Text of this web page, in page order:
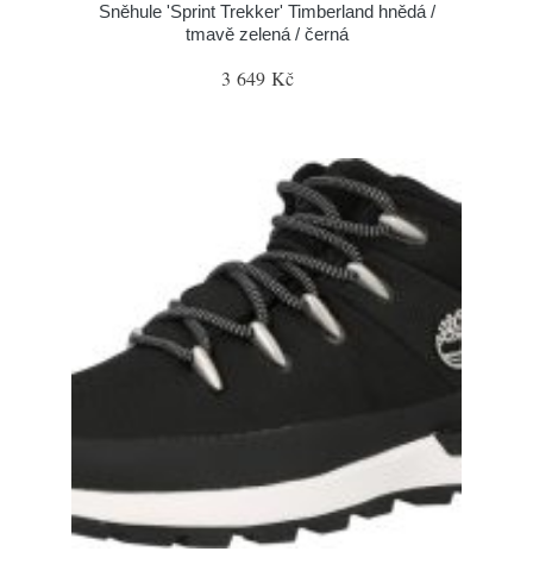
Sněhule 'Sprint Trekker' Timberland hnědá /
tmavě zelená / černá
3 649 Kč